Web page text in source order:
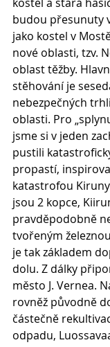
budou přesunuty
jako kostel v
nové oblasti, tzv.
oblast těžby.
stěhování je
nebezpečných
oblasti. Pro
jsme si v jeden
pustili
propastí,
katastrofou
jsou 2 kopce,
pravděpodobně
tvořeným
je tak základem
dolu. Z dálky
město J. Vernea.
rovněž původně
částečně
odpadu,